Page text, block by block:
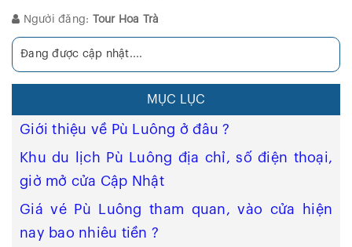
Người đăng: Tour Hoa Trà
Đang được cập nhật....
MỤC LỤC
Giới thiệu về Pù Luông ở đâu ?
Khu du lịch Pù Luông địa chỉ, số điện thoại,
giờ mở cửa Cập Nhật
Giá vé Pù Luông tham quan, vào cửa hiện
nay bao nhiêu tiền ?